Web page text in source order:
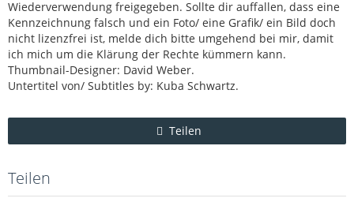
Wiederverwendung freigegeben. Sollte dir auffallen, dass eine
Kennzeichnung falsch und ein Foto/ eine Grafik/ ein Bild doch
nicht lizenzfrei ist, melde dich bitte umgehend bei mir, damit
ich mich um die Klärung der Rechte kümmern kann.
Thumbnail-Designer: David Weber.
Untertitel von/ Subtitles by: Kuba Schwartz.
Teilen
Teilen